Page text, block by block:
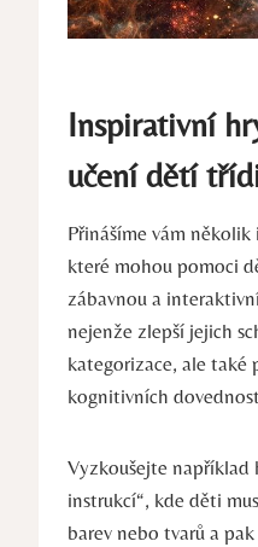
Inspirativní
učení dětí
Přinášíme vám
které mohou pomoci
zábavnou a
nejenže zlepší jejich
kategorizace, ale také
kognitivních⁢
Vyzkoušejte například
instrukcí“, kde děti
⁢barev nebo​ tvarů a